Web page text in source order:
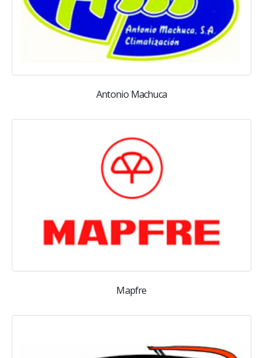
Antonio Machuca
Mapfre